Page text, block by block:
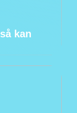
kan